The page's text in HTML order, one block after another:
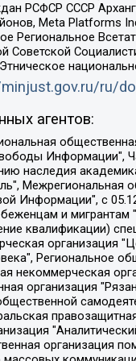
РСФСР СССР
Meta Platforms
Региональное
Советской
ru/
агентов:
некоммерческая организация "Институт прав человека", Городская общественная организация "Екатеринбургское общество "МЕМОРИАЛ", Городская общественная организация "Рязанское историко-просветительское и правозащитное общество "Мемориал" (Рязанский Мемориал), Челябинский региональный орган общественной самодеятельности – женское общественное объединение "Женщины Евразии", Челябинский региональный орган общественной самодеятельности "Уральская правозащитная группа", Фонд содействия защите здоровья и социальной справедливости имени Андрея Рылькова, Автономная Некоммерческая Организация "Аналитический Центр Юрия Левады", Автономная некоммерческая организация социальной поддержки населения "Проект Апрель", Региональная общественная организация помощи женщинам и детям, находящимся в кризисной ситуации "Информационно-методический центр "Анна", Фонд содействия развитию массовых коммуникаций и правовому просвещению "Так-так-Так", Фонд содействия устойчивому развитию "Серебряная тайга", Свердловский региональный общественный фонд социальных проектов "Новое время", "Idel.Реалии", Кавказ.Реалии, Крым.Реалии, Телеканал Настоящее Время, Татаро-башкирская служба Радио Свобода (Azatliq Radiosi), Радио Свободная Европа/Радио Свобода (PCE/PC), "Сибирь.Реалии", "Фактограф", Благотворительный фонд